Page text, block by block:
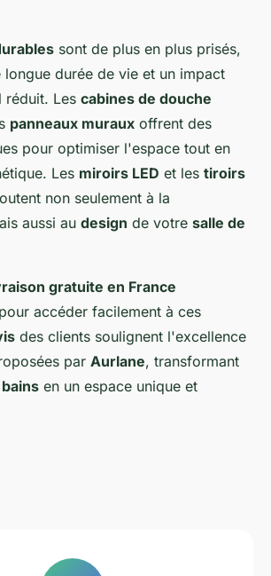
sont de plus en plus prisés,
longue durée de vie et un impact
réduit. Les cabines de douche
panneaux muraux offrent des
pour optimiser l'espace tout en
Les miroirs LED et les tiroirs
non seulement à la
aussi au design de votre salle de
gratuite en France
pour accéder facilement à ces
des clients soulignent l'excellence
par Aurlane, transformant
en un espace unique et